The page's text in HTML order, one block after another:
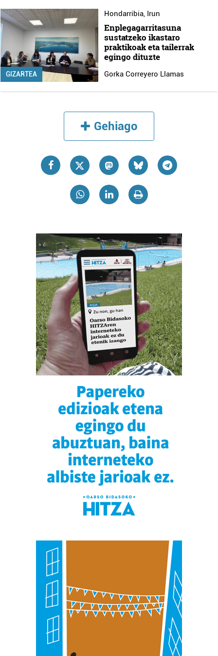
GIZARTEA
Hondarribia, Irun
Enplegagarritasuna
sustatzeko ikastaro
praktikoak eta tailerrak
egingo dituzte
Gorka Correyero Llamas
Gehiago